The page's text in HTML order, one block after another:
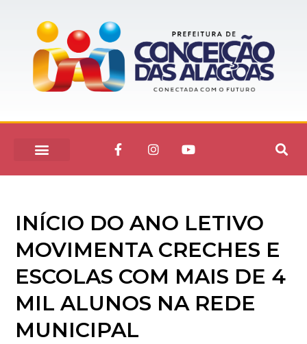
INÍCIO DO ANO LETIVO
MOVIMENTA CRECHES E
ESCOLAS COM MAIS DE 4
MIL ALUNOS NA REDE
MUNICIPAL